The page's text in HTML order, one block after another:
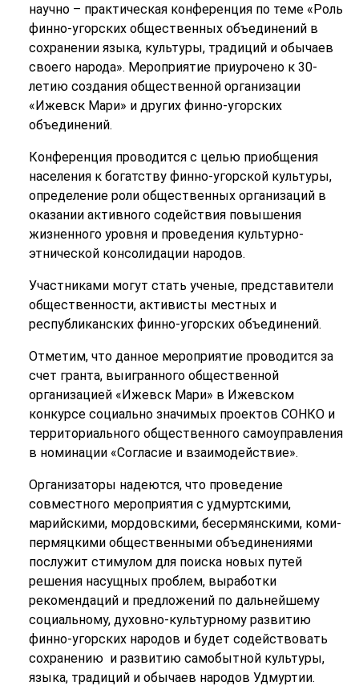
научно – практическая конференция по теме «Роль
финно-угорских общественных объединений в
сохранении языка, культуры, традиций и обычаев
своего народа». Мероприятие приурочено к 30-
летию создания общественной организации
«Ижевск Мари» и других финно-угорских
объединений.
Конференция проводится с целью приобщения
населения к богатству финно-угорской культуры,
определение роли общественных организаций в
оказании активного содействия повышения
жизненного уровня и проведения культурно-
этнической консолидации народов.
Участниками могут стать ученые, представители
общественности, активисты местных и
республиканских финно-угорских объединений.
Отметим, что данное мероприятие проводится за
счет гранта, выигранного общественной
организацией «Ижевск Мари» в Ижевском
конкурсе социально значимых проектов СОНКО и
территориального общественного самоуправления
в номинации «Согласие и взаимодействие».
Организаторы надеются, что проведение
совместного мероприятия с удмуртскими,
марийскими, мордовскими, бесермянскими, коми-
пермяцкими общественными объединениями
послужит стимулом для поиска новых путей
решения насущных проблем, выработки
рекомендаций и предложений по дальнейшему
социальному, духовно-культурному развитию
финно-угорских народов и будет содействовать
сохранению и развитию самобытной культуры,
языка, традиций и обычаев народов Удмуртии.